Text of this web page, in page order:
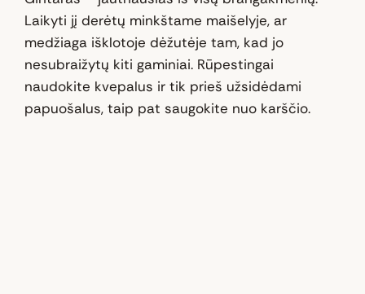
Laikyti jį derėtų minkštame maišelyje, ar
medžiaga išklotoje dėžutėje tam, kad jo
nesubraižytų kiti gaminiai. Rūpestingai
naudokite kvepalus ir tik prieš užsidėdami
papuošalus, taip pat saugokite nuo karščio.